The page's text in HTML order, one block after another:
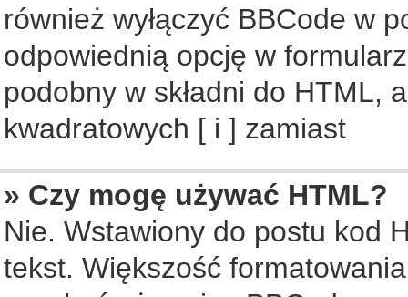
również wyłączyć BBCode w
odpowiednią opcję w
podobny w składni do HTML,
kwadratowych [ i ] zamiast
» Czy mogę używać HTML?
Nie. Wstawiony do postu kod
tekst. Większość